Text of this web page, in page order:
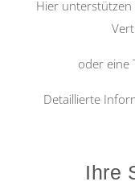
Hier unterstützen
oder eine
Detaillierte
Ihre